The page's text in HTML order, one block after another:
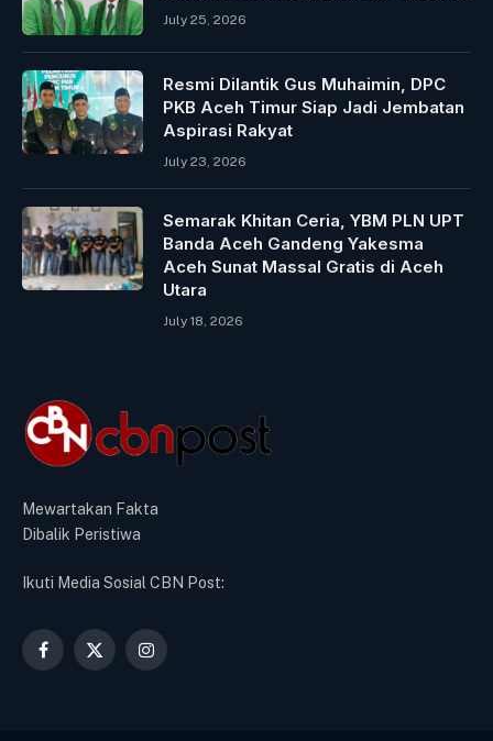
July 25, 2026
Resmi Dilantik Gus Muhaimin, DPC
PKB Aceh Timur Siap Jadi Jembatan
Aspirasi Rakyat
July 23, 2026
Semarak Khitan Ceria, YBM PLN UPT
Banda Aceh Gandeng Yakesma
Aceh Sunat Massal Gratis di Aceh
Utara
July 18, 2026
Mewartakan Fakta
Dibalik Peristiwa
Ikuti Media Sosial CBN Post:
Facebook
X
Instagram